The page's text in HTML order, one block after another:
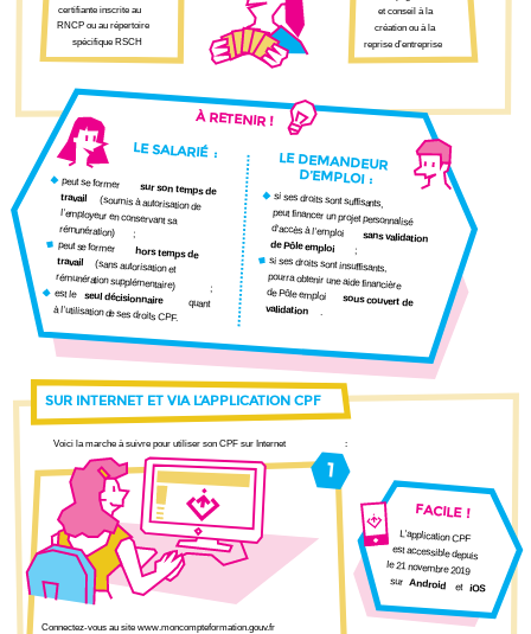
Connectez-vous au site www.moncompteformation.gouv.fr
1
Voici la marche à suivre pour utiliser son CPF sur Internet :
SUR INTERNET ET VIA L’APPLICATION CPF
FACILE !
L’application CPF
est accessible depuis
le 21 novembre 2019
sur Android et iOS
certifiante inscrite au
RNCP ou au répertoire
spécifique RSCH
et conseil à la
création ou à la
reprise d’entreprise
LE DEMANDEUR
D’EMPLOI :
si ses droits sont suffisants,
peut financer un projet personnalisé
d’accès à l’emploi sans validation
de Pôle emploi ;
si ses droits sont insuffisants,
pourra obtenir une aide financière
de Pôle emploi sous couvert de
validation .
LE SALARIÉ :
peut se former sur son temps de
travail (soumis à autorisation de
l’employeur en conservant sa
rémunération) ;
peut se former hors temps de
travail (sans autorisation et
rémunération supplémentaire) ;
est le seul décisionnaire quant
à l’utilisation de ses droits CPF.
À RETENIR !